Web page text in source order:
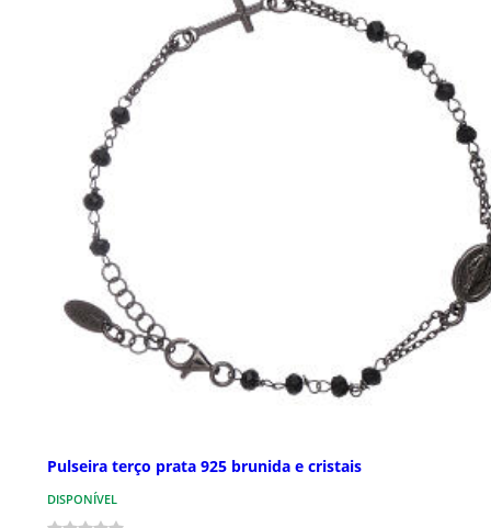
Pulseira terço prata 925 brunida e cristais
DISPONÍVEL